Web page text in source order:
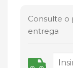
Consulte o
entrega